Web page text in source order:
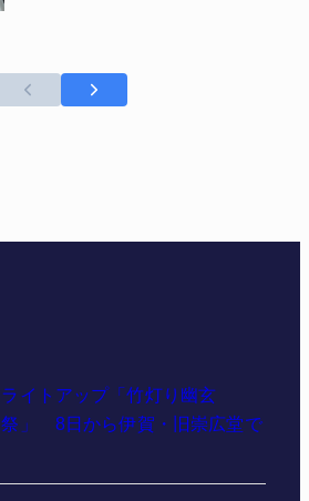
ライトアップ「竹灯り幽玄
祭」 8日から伊賀・旧崇広堂で